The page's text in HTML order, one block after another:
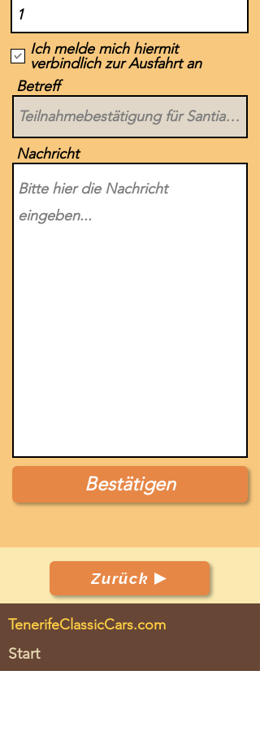
Ich melde mich hiermit
verbindlich zur Ausfahrt an
Betreff
Nachricht
Bestätigen
Zurück
TenerifeClassicCars.com
Start